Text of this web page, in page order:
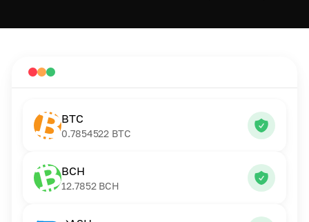
BTC
0.7854522 BTC
BCH
12.7852 BCH